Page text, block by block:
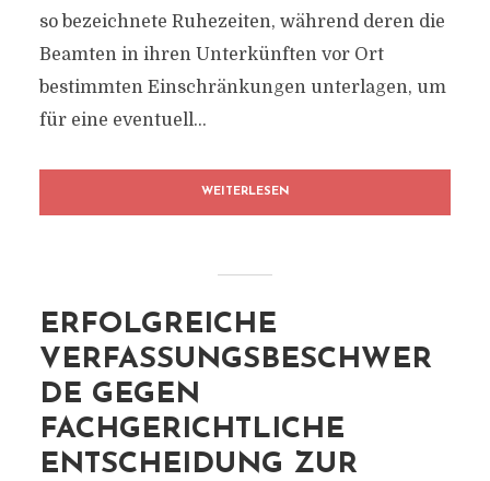
so bezeichnete Ruhezeiten, während deren die
Beamten in ihren Unterkünften vor Ort
bestimmten Einschränkungen unterlagen, um
für eine eventuell...
WEITERLESEN
ERFOLGREICHE
VERFASSUNGSBESCHWER
DE GEGEN
FACHGERICHTLICHE
ENTSCHEIDUNG ZUR